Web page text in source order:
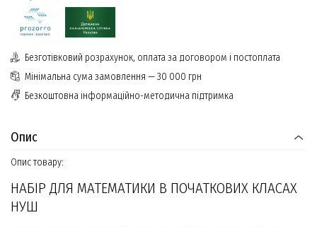
Безготівковий розрахунок, оплата за договором і постоплата
Мінімальна сума замовлення — 30 000 грн
Безкоштовна інформаційно-методична підтримка
Опис
Опис товару:
НАБІР ДЛЯ МАТЕМАТИКИ В ПОЧАТКОВИХ КЛАСАХ
НУШ